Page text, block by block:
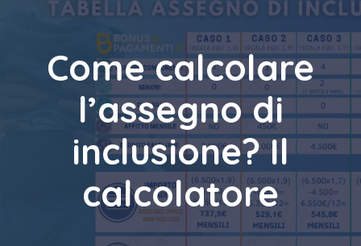
Come calcolare
l’assegno di
inclusione? Il
calcolatore